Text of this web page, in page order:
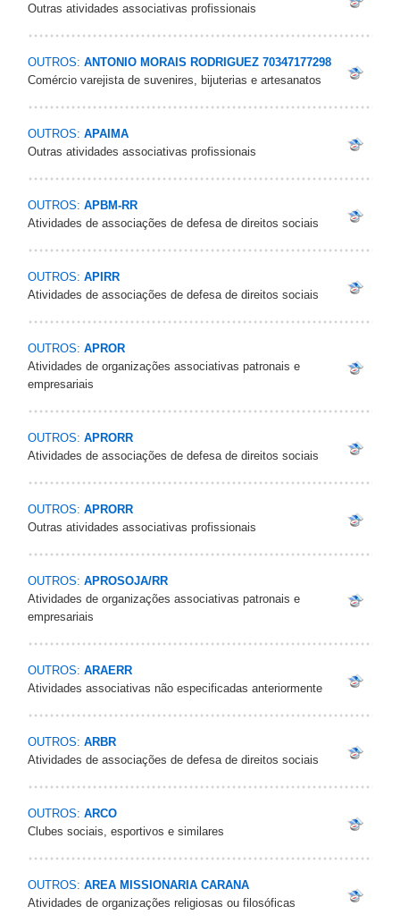
Outras atividades associativas profissionais
OUTROS: ANTONIO MORAIS RODRIGUEZ 70347177298
Comércio varejista de suvenires, bijuterias e artesanatos
OUTROS: APAIMA
Outras atividades associativas profissionais
OUTROS: APBM-RR
Atividades de associações de defesa de direitos sociais
OUTROS: APIRR
Atividades de associações de defesa de direitos sociais
OUTROS: APROR
Atividades de organizações associativas patronais e
empresariais
OUTROS: APRORR
Atividades de associações de defesa de direitos sociais
OUTROS: APRORR
Outras atividades associativas profissionais
OUTROS: APROSOJA/RR
Atividades de organizações associativas patronais e
empresariais
OUTROS: ARAERR
Atividades associativas não especificadas anteriormente
OUTROS: ARBR
Atividades de associações de defesa de direitos sociais
OUTROS: ARCO
Clubes sociais, esportivos e similares
OUTROS: AREA MISSIONARIA CARANA
Atividades de organizações religiosas ou filosóficas